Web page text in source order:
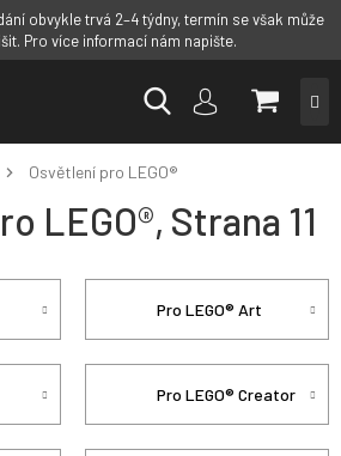
obvykle trvá 2–4 týdny, termín se však může
Pro více informací nám napište.
KOŠÍK
Osvětlení pro LEGO®
LEGO®, Strana 11
Pro LEGO® Art
Pro LEGO® Creator